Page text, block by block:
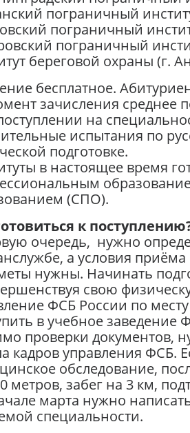
пограничный
пограничный
пограничный
береговой охраны (г.
бесплатное.
зачисления среднее
на
испытания по
подготовке.
в настоящее время
(СПО).
к
очередь, нужно
а условия
нужны. Начинать
свою
ФСБ России по
в учебное заведение
проверки документов,
кадров управления ФСБ.
обследование,
метров, забег на 3 км,
марта нужно
специальности.